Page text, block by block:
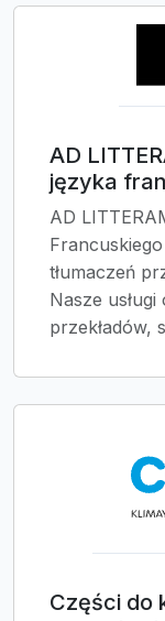
AD
języka
AD
tłumaczeń
Nasze
przekładów,
Części do